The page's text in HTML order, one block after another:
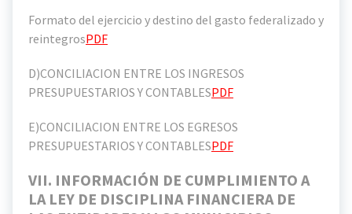
Formato del ejercicio y destino del gasto federalizado y
reintegrosPDF
D)CONCILIACION ENTRE LOS INGRESOS
PRESUPUESTARIOS Y CONTABLESPDF
E)CONCILIACION ENTRE LOS EGRESOS
PRESUPUESTARIOS Y CONTABLESPDF
VII. INFORMACIÓN DE CUMPLIMIENTO A
LA LEY DE DISCIPLINA FINANCIERA DE